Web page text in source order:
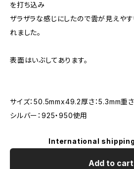
を打ち込み
ザラザラな感じにしたので雲が見えや
れました。
表面はいぶしてあります。
サイズ：50.5mmx49.2厚さ：5.3mm重
シルバー：925・950使用
International
Add to cart